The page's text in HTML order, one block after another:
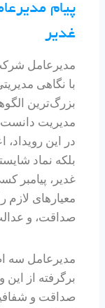
پیام
غدیر
مدیرعامل
با نگاهی
بزرگ‌ترین
مدیریت دانست.
در این
بلکه نماد
غدیر، پیامبر
معیارهای
صداقت، و
مدیرعامل سه
برگرفته از
صداقت و